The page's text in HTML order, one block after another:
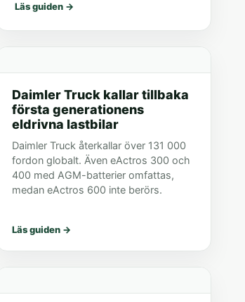
Läs guiden →
Daimler Truck kallar tillbaka
första generationens
eldrivna lastbilar
Daimler Truck återkallar över 131 000
fordon globalt. Även eActros 300 och
400 med AGM-batterier omfattas,
medan eActros 600 inte berörs.
Läs guiden →